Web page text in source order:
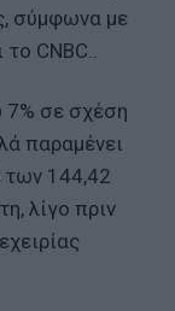
σύμφωνα με
CNBC..
7% σε σχέση
παραμένει
των 144,42
λίγο πριν